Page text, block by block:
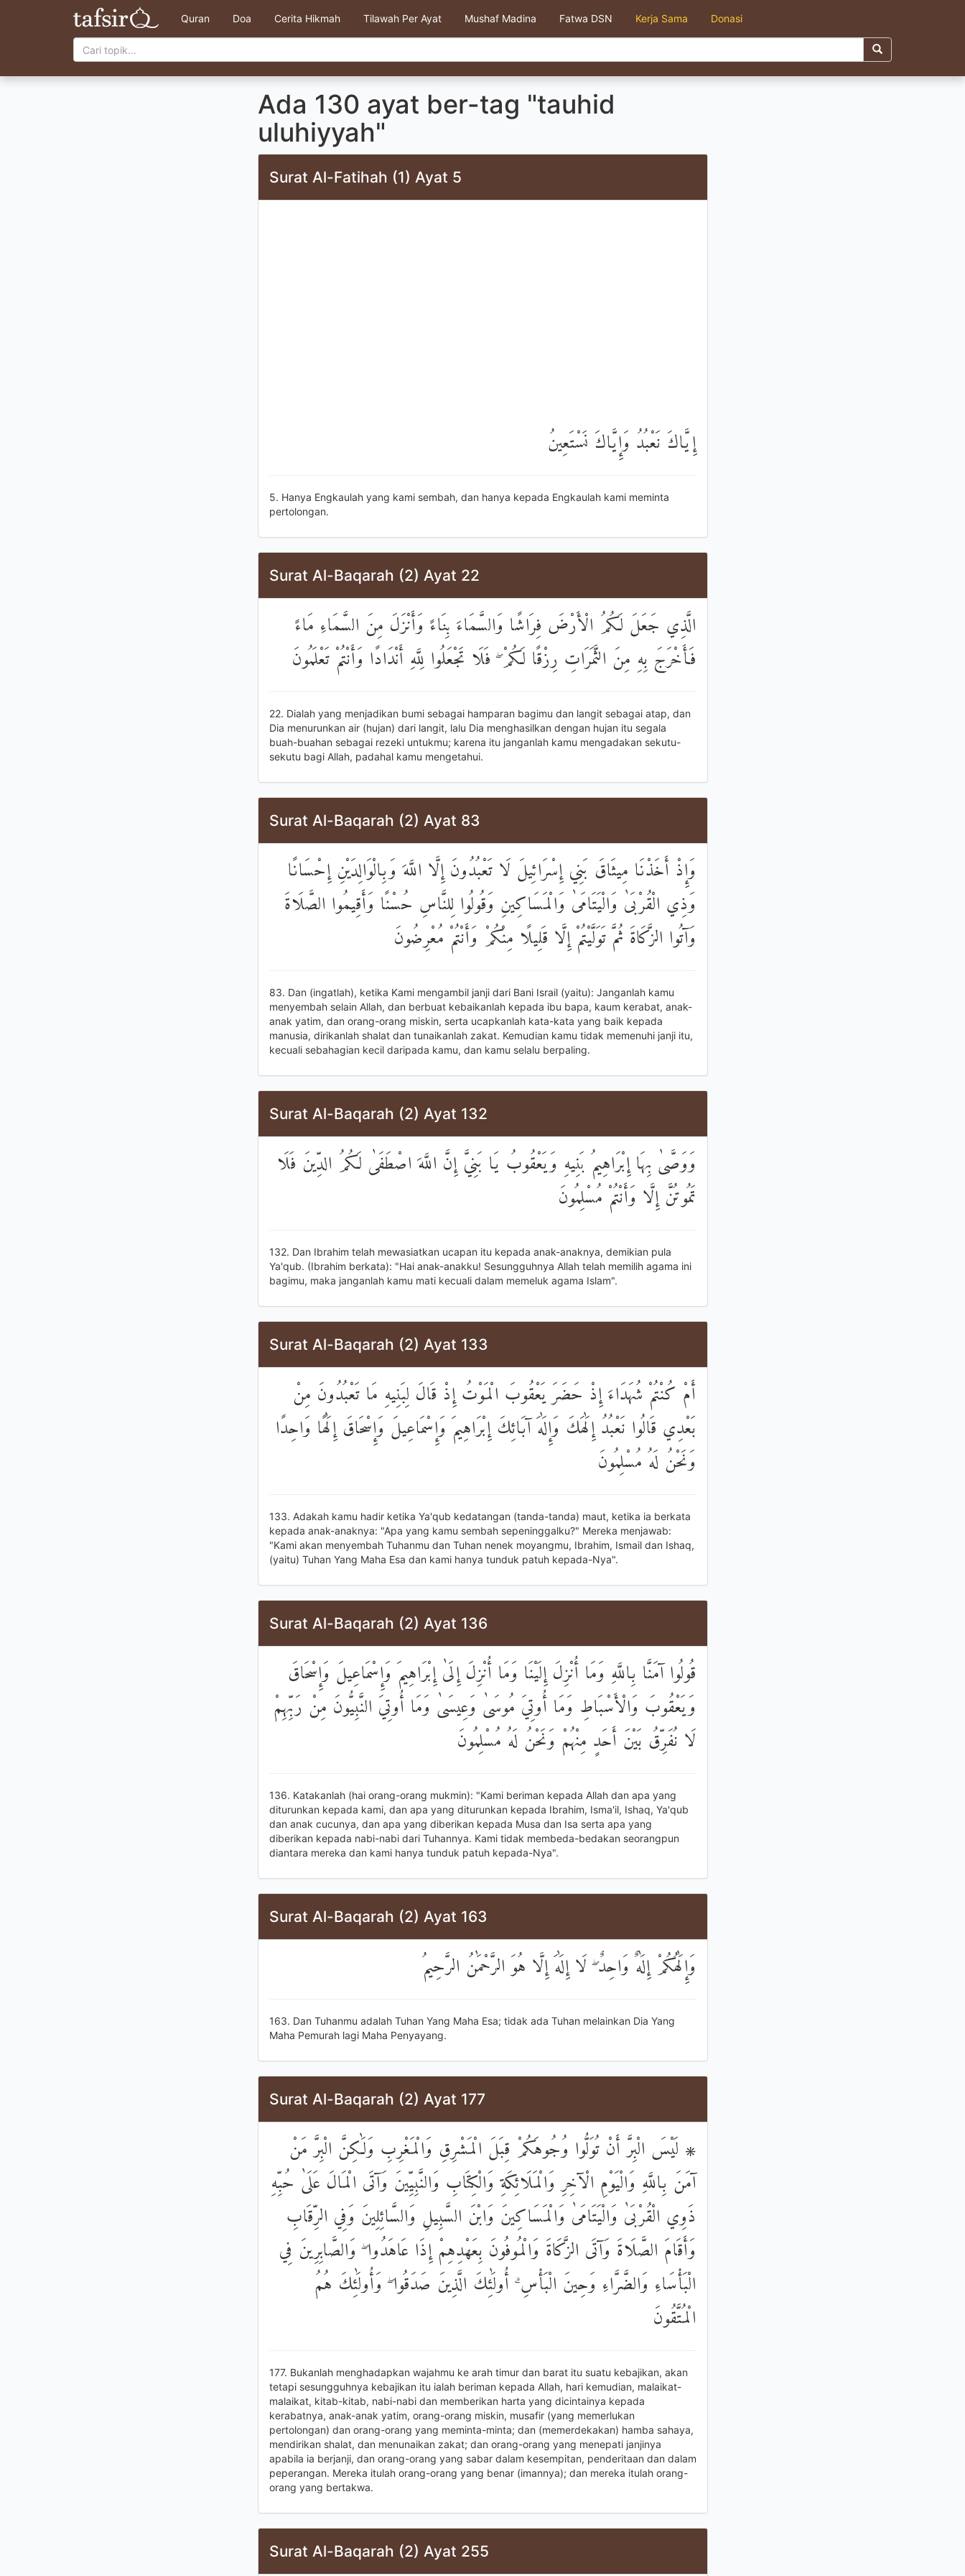
Quran Doa Cerita Hikmah Tilawah Per Ayat Mushaf Madina Fatwa DSN Kerja Sama Donasi
Ada 130 ayat ber-tag "tauhid
uluhiyyah"
Surat Al-Fatihah (1) Ayat 5
إِيَّاكَ نَعْبُدُ وَإِيَّاكَ نَسْتَعِينُ
5. Hanya Engkaulah yang kami sembah, dan hanya kepada Engkaulah kami meminta
pertolongan.
Surat Al-Baqarah (2) Ayat 22
الَّذِي جَعَلَ لَكُمُ الْأَرْضَ فِرَاشًا وَالسَّمَاءَ بِنَاءً وَأَنْزَلَ مِنَ السَّمَاءِ مَاءً
فَأَخْرَجَ بِهِ مِنَ الثَّمَرَاتِ رِزْقًا لَكُمْ ۖ فَلَا تَجْعَلُوا لِلَّهِ أَنْدَادًا وَأَنْتُمْ تَعْلَمُونَ
22. Dialah yang menjadikan bumi sebagai hamparan bagimu dan langit sebagai atap, dan
Dia menurunkan air (hujan) dari langit, lalu Dia menghasilkan dengan hujan itu segala
buah-buahan sebagai rezeki untukmu; karena itu janganlah kamu mengadakan sekutu-
sekutu bagi Allah, padahal kamu mengetahui.
Surat Al-Baqarah (2) Ayat 83
وَإِذْ أَخَذْنَا مِيثَاقَ بَنِي إِسْرَائِيلَ لَا تَعْبُدُونَ إِلَّا اللَّهَ وَبِالْوَالِدَيْنِ إِحْسَانًا
وَذِي الْقُرْبَىٰ وَالْيَتَامَىٰ وَالْمَسَاكِينِ وَقُولُوا لِلنَّاسِ حُسْنًا وَأَقِيمُوا الصَّلَاةَ
وَآتُوا الزَّكَاةَ ثُمَّ تَوَلَّيْتُمْ إِلَّا قَلِيلًا مِنْكُمْ وَأَنْتُمْ مُعْرِضُونَ
83. Dan (ingatlah), ketika Kami mengambil janji dari Bani Israil (yaitu): Janganlah kamu
menyembah selain Allah, dan berbuat kebaikanlah kepada ibu bapa, kaum kerabat, anak-
anak yatim, dan orang-orang miskin, serta ucapkanlah kata-kata yang baik kepada
manusia, dirikanlah shalat dan tunaikanlah zakat. Kemudian kamu tidak memenuhi janji itu,
kecuali sebahagian kecil daripada kamu, dan kamu selalu berpaling.
Surat Al-Baqarah (2) Ayat 132
وَوَصَّىٰ بِهَا إِبْرَاهِيمُ بَنِيهِ وَيَعْقُوبُ يَا بَنِيَّ إِنَّ اللَّهَ اصْطَفَىٰ لَكُمُ الدِّينَ فَلَا
تَمُوتُنَّ إِلَّا وَأَنْتُمْ مُسْلِمُونَ
132. Dan Ibrahim telah mewasiatkan ucapan itu kepada anak-anaknya, demikian pula
Ya'qub. (Ibrahim berkata): "Hai anak-anakku! Sesungguhnya Allah telah memilih agama ini
bagimu, maka janganlah kamu mati kecuali dalam memeluk agama Islam".
Surat Al-Baqarah (2) Ayat 133
أَمْ كُنْتُمْ شُهَدَاءَ إِذْ حَضَرَ يَعْقُوبَ الْمَوْتُ إِذْ قَالَ لِبَنِيهِ مَا تَعْبُدُونَ مِنْ
بَعْدِي قَالُوا نَعْبُدُ إِلَٰهَكَ وَإِلَٰهَ آبَائِكَ إِبْرَاهِيمَ وَإِسْمَاعِيلَ وَإِسْحَاقَ إِلَٰهًا وَاحِدًا
وَنَحْنُ لَهُ مُسْلِمُونَ
133. Adakah kamu hadir ketika Ya'qub kedatangan (tanda-tanda) maut, ketika ia berkata
kepada anak-anaknya: "Apa yang kamu sembah sepeninggalku?" Mereka menjawab:
"Kami akan menyembah Tuhanmu dan Tuhan nenek moyangmu, Ibrahim, Ismail dan Ishaq,
(yaitu) Tuhan Yang Maha Esa dan kami hanya tunduk patuh kepada-Nya".
Surat Al-Baqarah (2) Ayat 136
قُولُوا آمَنَّا بِاللَّهِ وَمَا أُنْزِلَ إِلَيْنَا وَمَا أُنْزِلَ إِلَىٰ إِبْرَاهِيمَ وَإِسْمَاعِيلَ وَإِسْحَاقَ
وَيَعْقُوبَ وَالْأَسْبَاطِ وَمَا أُوتِيَ مُوسَىٰ وَعِيسَىٰ وَمَا أُوتِيَ النَّبِيُّونَ مِنْ رَبِّهِمْ
لَا نُفَرِّقُ بَيْنَ أَحَدٍ مِنْهُمْ وَنَحْنُ لَهُ مُسْلِمُونَ
136. Katakanlah (hai orang-orang mukmin): "Kami beriman kepada Allah dan apa yang
diturunkan kepada kami, dan apa yang diturunkan kepada Ibrahim, Isma'il, Ishaq, Ya'qub
dan anak cucunya, dan apa yang diberikan kepada Musa dan Isa serta apa yang
diberikan kepada nabi-nabi dari Tuhannya. Kami tidak membeda-bedakan seorangpun
diantara mereka dan kami hanya tunduk patuh kepada-Nya".
Surat Al-Baqarah (2) Ayat 163
وَإِلَٰهُكُمْ إِلَٰهٌ وَاحِدٌ ۖ لَا إِلَٰهَ إِلَّا هُوَ الرَّحْمَٰنُ الرَّحِيمُ
163. Dan Tuhanmu adalah Tuhan Yang Maha Esa; tidak ada Tuhan melainkan Dia Yang
Maha Pemurah lagi Maha Penyayang.
Surat Al-Baqarah (2) Ayat 177
۞ لَيْسَ الْبِرَّ أَنْ تُوَلُّوا وُجُوهَكُمْ قِبَلَ الْمَشْرِقِ وَالْمَغْرِبِ وَلَٰكِنَّ الْبِرَّ مَنْ
آمَنَ بِاللَّهِ وَالْيَوْمِ الْآخِرِ وَالْمَلَائِكَةِ وَالْكِتَابِ وَالنَّبِيِّينَ وَآتَى الْمَالَ عَلَىٰ حُبِّهِ
ذَوِي الْقُرْبَىٰ وَالْيَتَامَىٰ وَالْمَسَاكِينَ وَابْنَ السَّبِيلِ وَالسَّائِلِينَ وَفِي الرِّقَابِ
وَأَقَامَ الصَّلَاةَ وَآتَى الزَّكَاةَ وَالْمُوفُونَ بِعَهْدِهِمْ إِذَا عَاهَدُوا ۖ وَالصَّابِرِينَ فِي
الْبَأْسَاءِ وَالضَّرَّاءِ وَحِينَ الْبَأْسِ ۗ أُولَٰئِكَ الَّذِينَ صَدَقُوا ۖ وَأُولَٰئِكَ هُمُ
الْمُتَّقُونَ
177. Bukanlah menghadapkan wajahmu ke arah timur dan barat itu suatu kebajikan, akan
tetapi sesungguhnya kebajikan itu ialah beriman kepada Allah, hari kemudian, malaikat-
malaikat, kitab-kitab, nabi-nabi dan memberikan harta yang dicintainya kepada
kerabatnya, anak-anak yatim, orang-orang miskin, musafir (yang memerlukan
pertolongan) dan orang-orang yang meminta-minta; dan (memerdekakan) hamba sahaya,
mendirikan shalat, dan menunaikan zakat; dan orang-orang yang menepati janjinya
apabila ia berjanji, dan orang-orang yang sabar dalam kesempitan, penderitaan dan dalam
peperangan. Mereka itulah orang-orang yang benar (imannya); dan mereka itulah orang-
orang yang bertakwa.
Surat Al-Baqarah (2) Ayat 255